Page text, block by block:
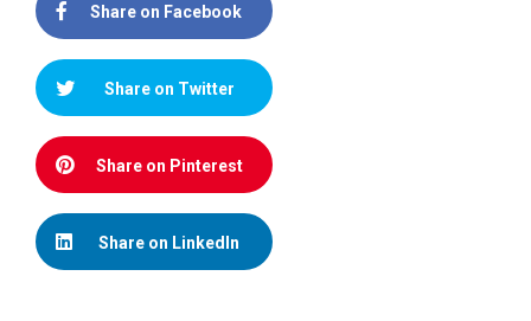
Share on Facebook
Share on Twitter
Share on Pinterest
Share on LinkedIn